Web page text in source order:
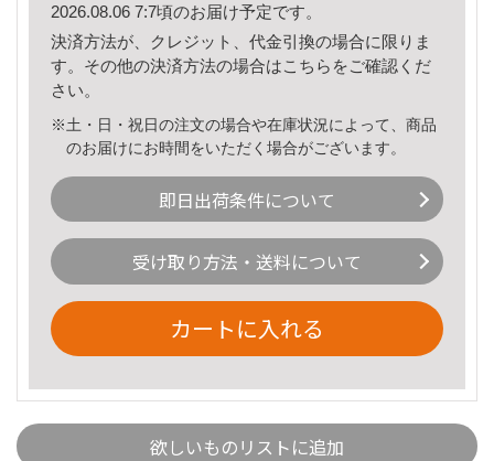
2026.08.06 7:7頃のお届け予定です。
決済方法が、クレジット、代金引換の場合に限りま
す。その他の決済方法の場合はこちら をご確認くだ
さい。
※土・日・祝日の注文の場合や在庫状況によって、商品
のお届けにお時間をいただく場合がございます。
即日出荷条件について
受け取り方法・送料について
カートに入れる
欲しいものリストに追加